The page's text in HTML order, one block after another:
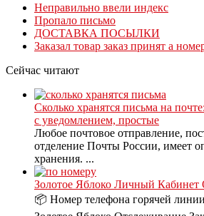
Неправильно ввели индекс
Пропало письмо
ДОСТАВКА ПОСЫЛКИ
Заказал товар заказ принят а
Сейчас читают
Сколько хранятся письма на
с уведомлением, простые
Любое почтовое отправление,
отделение Почты России, имеет
хранения. ...
Золотое Яблоко Личный Кабинет
📦 Номер телефона горячей